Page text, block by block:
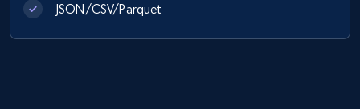
JSON/CSV/Parquet